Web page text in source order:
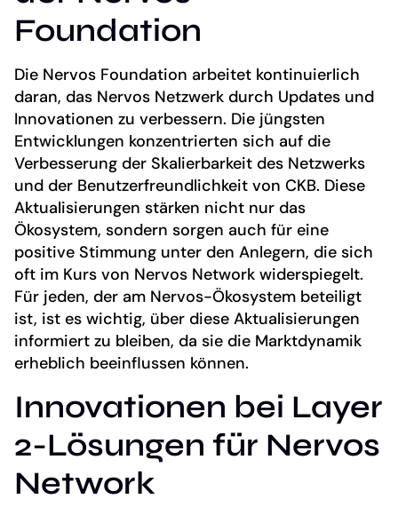
Foundation
Die Nervos Foundation arbeitet kontinuierlich
daran, das Nervos Netzwerk durch Updates und
Innovationen zu verbessern. Die jüngsten
Entwicklungen konzentrierten sich auf die
Verbesserung der Skalierbarkeit des Netzwerks
und der Benutzerfreundlichkeit von CKB. Diese
Aktualisierungen stärken nicht nur das
Ökosystem, sondern sorgen auch für eine
positive Stimmung unter den Anlegern, die sich
oft im Kurs von Nervos Network widerspiegelt.
Für jeden, der am Nervos-Ökosystem beteiligt
ist, ist es wichtig, über diese Aktualisierungen
informiert zu bleiben, da sie die Marktdynamik
erheblich beeinflussen können.
Innovationen bei Layer
2-Lösungen für Nervos
Network